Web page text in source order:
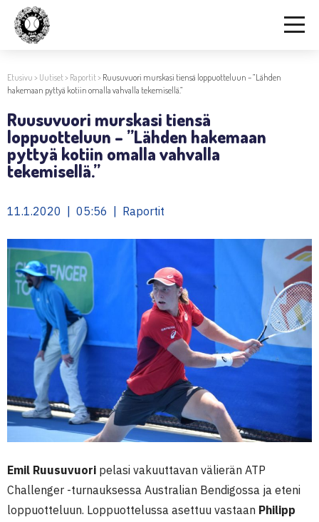
Etusivu > Uutiset> Raportit> Ruusuvuori murskasi tiensä loppuotteluun – ”Lähden
hakemaan pyttyä kotiin omalla vahvalla tekemisellä.”
Ruusuvuori murskasi tiensä
loppuotteluun – ”Lähden hakemaan
pyttyä kotiin omalla vahvalla
tekemisellä.”
11.1.2020 | 05:56 | Raportit
Emil Ruusuvuori pelasi vakuuttavan välierän ATP
Challenger -turnauksessa Australian Bendigossa ja eteni
loppuotteluun. Loppuottelussa asettuu vastaan Philipp